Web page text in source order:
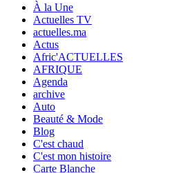
À la Une
Actuelles TV
actuelles.ma
Actus
Afric'ACTUELLES
AFRIQUE
Agenda
archive
Auto
Beauté & Mode
Blog
C'est chaud
C'est mon histoire
Carte Blanche